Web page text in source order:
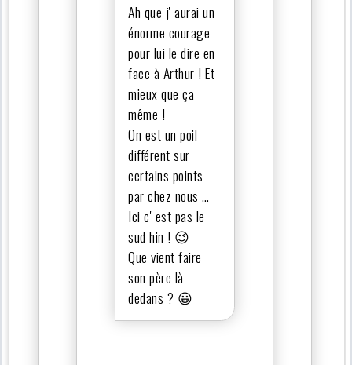
Ah que j' aurai un
énorme courage
pour lui le dire en
face à Arthur ! Et
mieux que ça
même !
On est un poil
différent sur
certains points
par chez nous …
Ici c' est pas le
sud hin ! 😉
Que vient faire
son père là
dedans ? 😀